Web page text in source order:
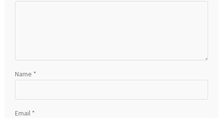
Name *
Email *